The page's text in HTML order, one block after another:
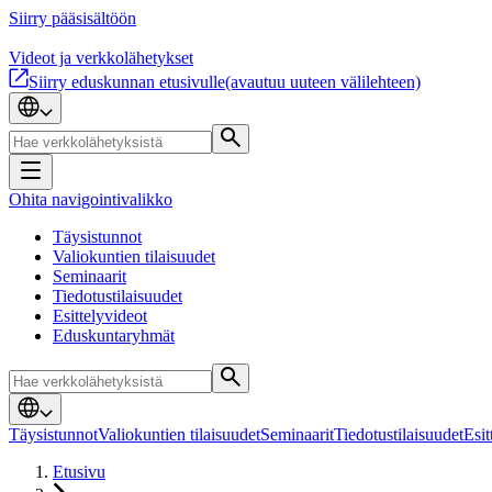
Siirry pääsisältöön
Videot ja verkkolähetykset
Siirry eduskunnan etusivulle(avautuu uuteen välilehteen)
Ohita navigointivalikko
Täysistunnot
Valiokuntien tilaisuudet
Seminaarit
Tiedotustilaisuudet
Esittelyvideot
Eduskuntaryhmät
TäysistunnotValiokuntien tilaisuudetSeminaaritTiedotustilaisuudet
Etusivu